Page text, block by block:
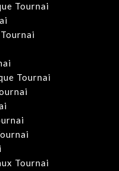
Tournai
Tournai
Tournai